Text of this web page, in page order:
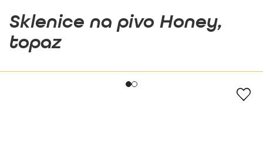
Sklenice na pivo Honey,
topaz